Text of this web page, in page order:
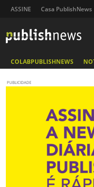
ASSINE Casa
COLABPUBLISHNEWS
PUBLICIDADE